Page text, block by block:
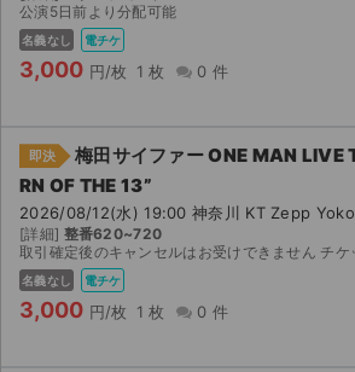
公演5日前より分配可能
名義なし 電チケ
3,000 円/枚 1 枚 0 件
即決
梅田サイファー ONE MAN LIVE
RN OF THE 13”
2026/08/12(水) 19:00 神奈川 KT Zepp
[詳細] 整番620~720
取引確定後のキャンセルはお受けできません チ
名義なし 電チケ
3,000 円/枚 1 枚 0 件